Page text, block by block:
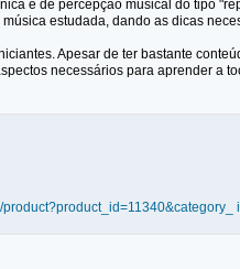
e de percepção musical do tipo
estudada, dando as dicas
Apesar de ter bastante
necessários para aprender a